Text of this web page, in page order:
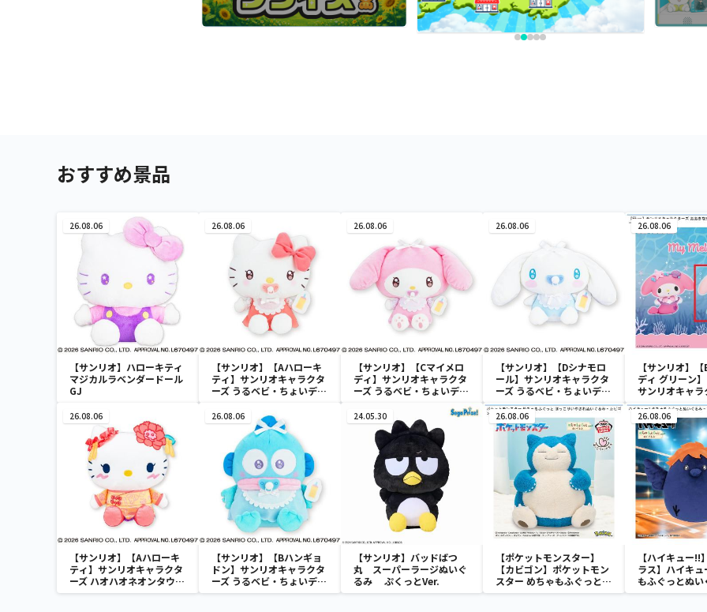
おすすめ景品
26.08.06
【サンリオ】ハローキティ
マジカルラベンダードール
GJ
26.08.06
【サンリオ】【Aハローキ
ティ】サンリオキャラクタ
ーズ うるベビ・ちょいデカ
26.08.06
【サンリオ】【Cマイメロ
ディ】サンリオキャラクタ
ーズ うるベビ・ちょいデカ
26.08.06
【サンリオ】【Dシナモロ
ール】サンリオキャラクタ
ーズ うるベビ・ちょいデカ
ドール
26.08.06
【サンリオ】
ディ グリーン
サンリオキャラ
おきな
イメロディ マ
～
26.08.06
【サンリオ】【Aハローキ
ティ】サンリオキャラクタ
ーズ ハオハオネオンタウン
ドールBIGタイプ1
26.08.06
【サンリオ】【Bハンギョ
ドン】サンリオキャラクタ
ーズ うるベビ・ちょいデカ
ドール
24.05.30
【サンリオ】バッドばつ
丸 スーパーラージぬいぐ
るみ ぷくっとVer.
26.08.06
【ポケットモンスター】
【カビゴン】ポケットモン
スター めちゃもふぐっと
ほっこりいやされぬいぐる
26.08.06
【ハイキュー!!
ラス】ハイキ
もふぐっとぬ
ナガラス～